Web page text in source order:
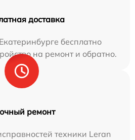
доставка
бесплатно
на ремонт и обратно.
ремонт
техники Leran